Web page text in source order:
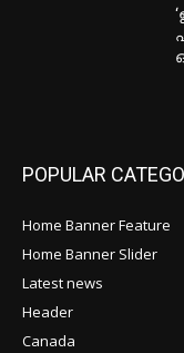
POPULAR
Home Banner Feature
Home Banner Slider
Latest news
Header
Canada